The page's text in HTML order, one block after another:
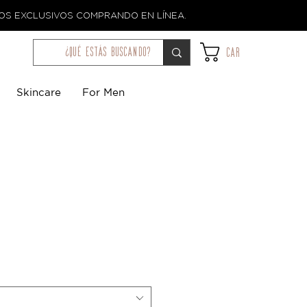
EXCLUSIVOS COMPRANDO EN LÍNEA.
¿qué estás buscando? Car
Skincare For Men